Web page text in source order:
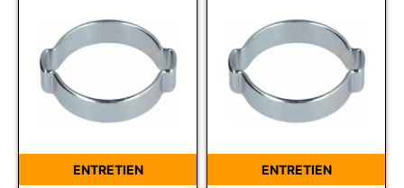
ENTRETIEN ENTRETIEN